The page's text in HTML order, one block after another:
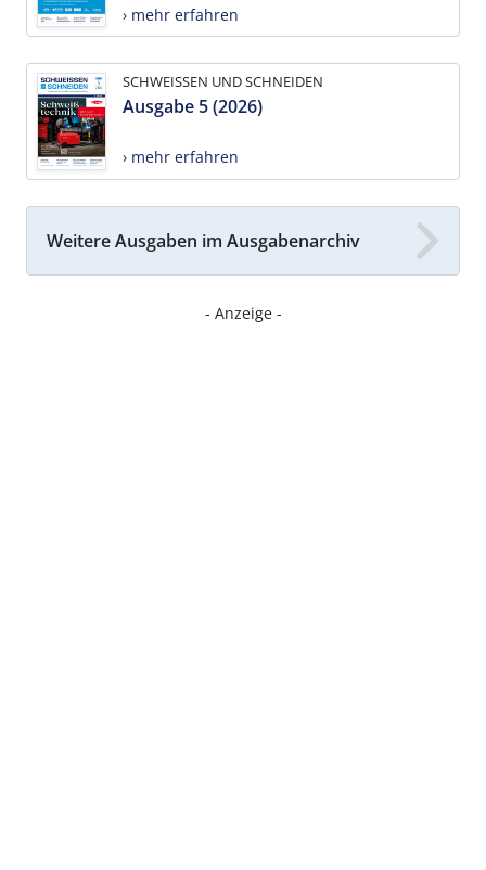
› mehr erfahren
SCHWEISSEN UND SCHNEIDEN
Ausgabe 5 (2026)
› mehr erfahren
Weitere Ausgaben im Ausgabenarchiv
- Anzeige -